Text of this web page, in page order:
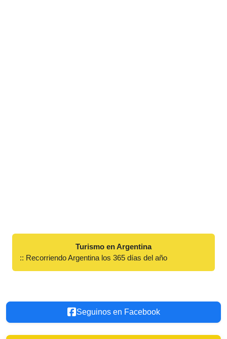
Turismo en Argentina
:: Recorriendo Argentina los 365 días del año
Seguinos en Facebook